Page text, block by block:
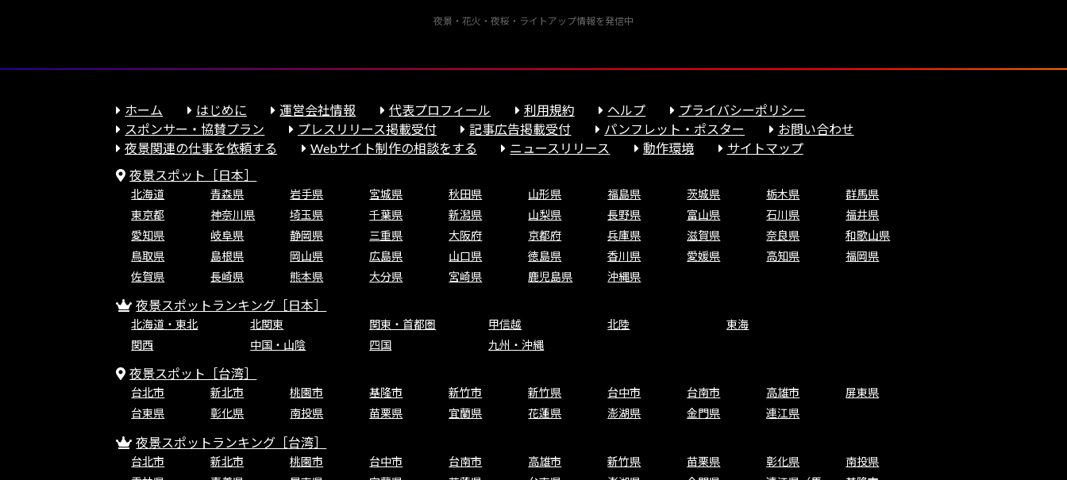
夜景・花火・夜桜・ライトアップ情報を発信中
ホーム はじめに 運営会社情報 代表プロフィール 利用規約 ヘルプ
プライバシーポリシー
スポンサー・協賛プラン
プレスリリース掲載受付 記事広告掲載受付 パンフレット・ポスター
お問い合わせ
夜景関連の仕事を依頼する
Webサイト制作の相談をする ニュースリリース 動作環境
サイトマップ
夜景スポット［日本］
北海道 青森県 岩手県 宮城県 秋田県 山形県 福島県 茨城県 栃木県
群馬県
東京都
神奈川県 埼玉県 千葉県 新潟県 山梨県 長野県 富山県 石川県
福井県
愛知県
岐阜県 静岡県 三重県 大阪府 京都府 兵庫県 滋賀県 奈良県
和歌山県
鳥取県
島根県 岡山県 広島県 山口県 徳島県 香川県 愛媛県 高知県
福岡県
佐賀県
長崎県 熊本県 大分県 宮崎県 鹿児島県 沖縄県
夜景スポットランキング［日本］
北海道・東北 北関東 関東・首都圏 甲信越 北陸
東海
関西
中国・山陰 四国 九州・沖縄
夜景スポット［台湾］
台北市 新北市 桃園市 基隆市 新竹市 新竹県 台中市 台南市 高雄市
屏東県
台東県
彰化県 南投県 苗栗県 宜蘭県 花蓮県 澎湖県 金門県 連江県
夜景スポットランキング［台湾］
台北市 新北市 桃園市 台中市 台南市 高雄市 新竹県 苗栗県 彰化県
南投県